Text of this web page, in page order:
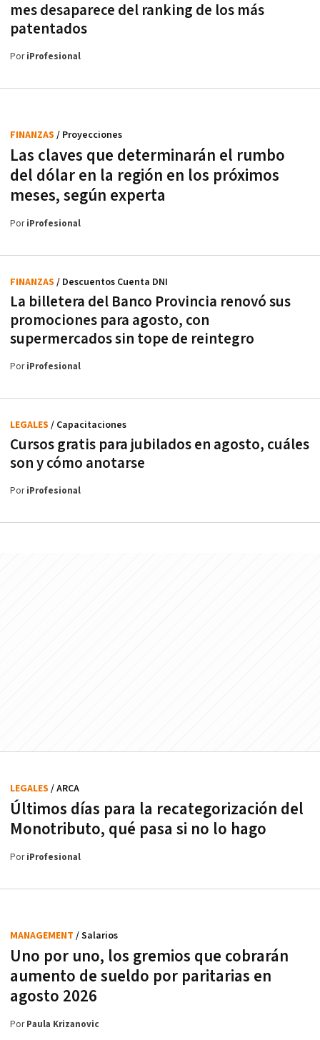
mes desaparece del ranking de los más
patentados
PoriProfesional
Las claves que determinarán el rumbo
del dólar en la región en los próximos
meses, según experta
FINANZAS / Proyecciones
PoriProfesional
La billetera del Banco Provincia renovó sus
promociones para agosto, con
supermercados sin tope de reintegro
FINANZAS / Descuentos Cuenta DNI
PoriProfesional
Cursos gratis para jubilados en agosto, cuáles
son y cómo anotarse
LEGALES / Capacitaciones
PoriProfesional
Últimos días para la recategorización del
Monotributo, qué pasa si no lo hago
LEGALES / ARCA
PoriProfesional
Uno por uno, los gremios que cobrarán
aumento de sueldo por paritarias en
agosto 2026
MANAGEMENT / Salarios
PorPaula Krizanovic